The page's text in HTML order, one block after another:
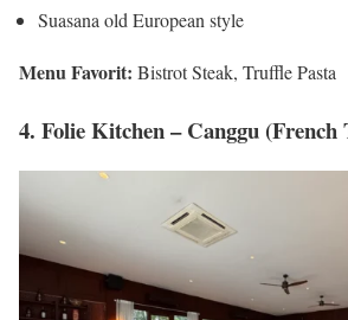
Suasana old European style
Menu Favorit: Bistrot Steak, Truffle Pasta
4. Folie Kitchen – Canggu